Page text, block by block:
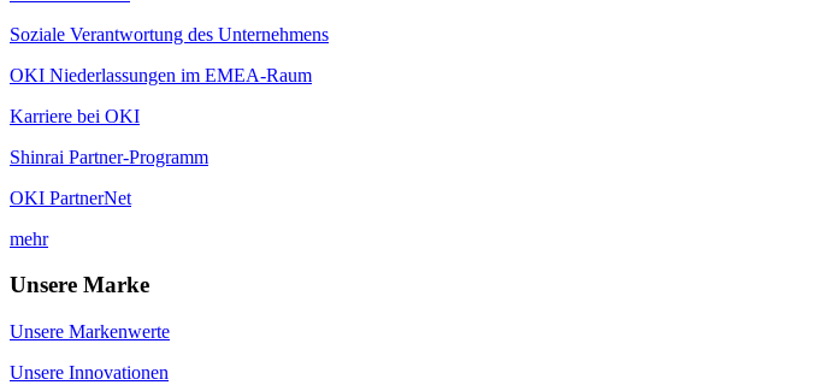
Soziale Verantwortung des Unternehmens
OKI Niederlassungen im EMEA-Raum
Karriere bei OKI
Shinrai Partner-Programm
OKI PartnerNet
mehr
Unsere Marke
Unsere Markenwerte
Unsere Innovationen